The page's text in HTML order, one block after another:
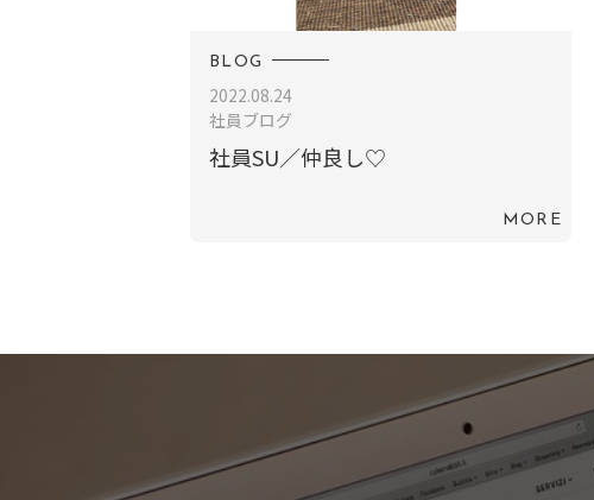
BLOG
2022.08.24
社員ブログ
社員SU／仲良し♡
MORE